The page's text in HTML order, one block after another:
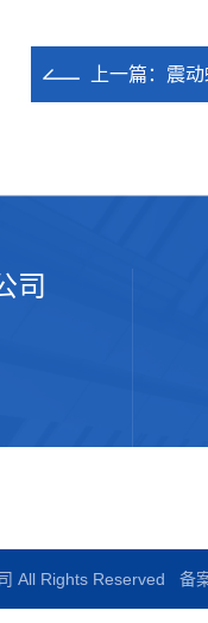
上一篇： 震
司
All Rights Reserved 备